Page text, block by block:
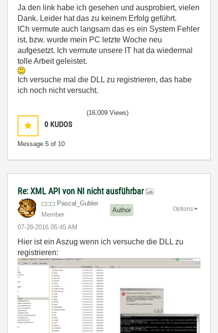
Ja den link habe ich gesehen und ausprobiert, vielen
Dank. Leider hat das zu keinem Erfolg geführt.
ICh vermute auch langsam das es ein System Fehler
ist, bzw. wurde mein PC letzte Woche neu
aufgesetzt. Ich vermute unsere IT hat da wiedermal
tolle Arbeit geleistet.
Ich versuche mal die DLL zu registrieren, das habe
ich noch nicht versucht.
0 KUDOS
Message 5 of 10
(16,009 Views)
Re: XML API von NI nicht ausführbar
Pascal_Gubler
Member
Author
‎07-28-2016 05:45 AM
Options
Hier ist ein Aszug wenn ich versuche die DLL zu
registrieren: